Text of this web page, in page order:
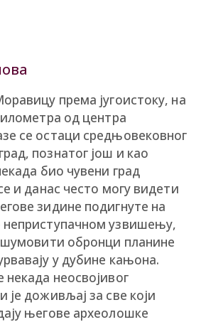
према југоистоку, на
од центра
се остаци средњовековног
познатог још и као
био чувени град
и данас често могу видети
зидине подигнуте на
узвишењу,
шумовити обронци планине
у дубине кањона.
некада неосвојивог
је доживљај за све који
његове археолошке